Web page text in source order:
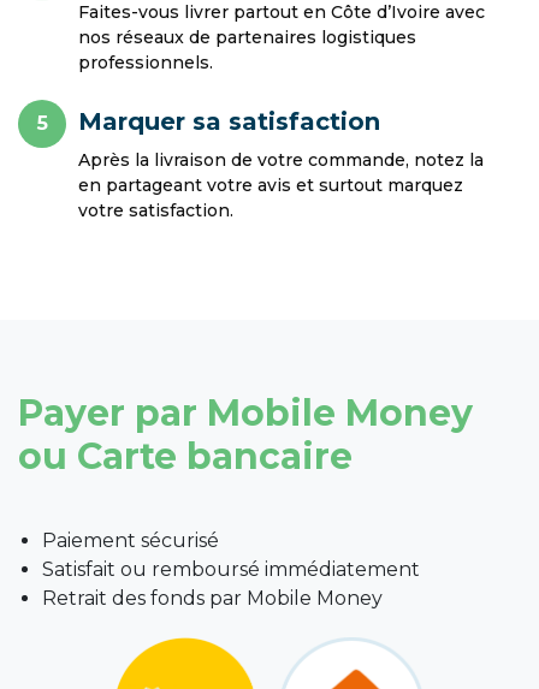
Faites-vous livrer partout en Côte d’Ivoire avec
nos réseaux de partenaires logistiques
professionnels.
5 Marquer sa satisfaction
Après la livraison de votre commande, notez la
en partageant votre avis et surtout marquez
votre satisfaction.
Payer par Mobile Money
ou Carte bancaire
Paiement sécurisé
Satisfait ou remboursé immédiatement
Retrait des fonds par Mobile Money